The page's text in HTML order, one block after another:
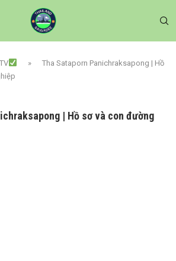
»
Tha Sataporn Panichraksapong | Hồ
| Hồ sơ và con đường